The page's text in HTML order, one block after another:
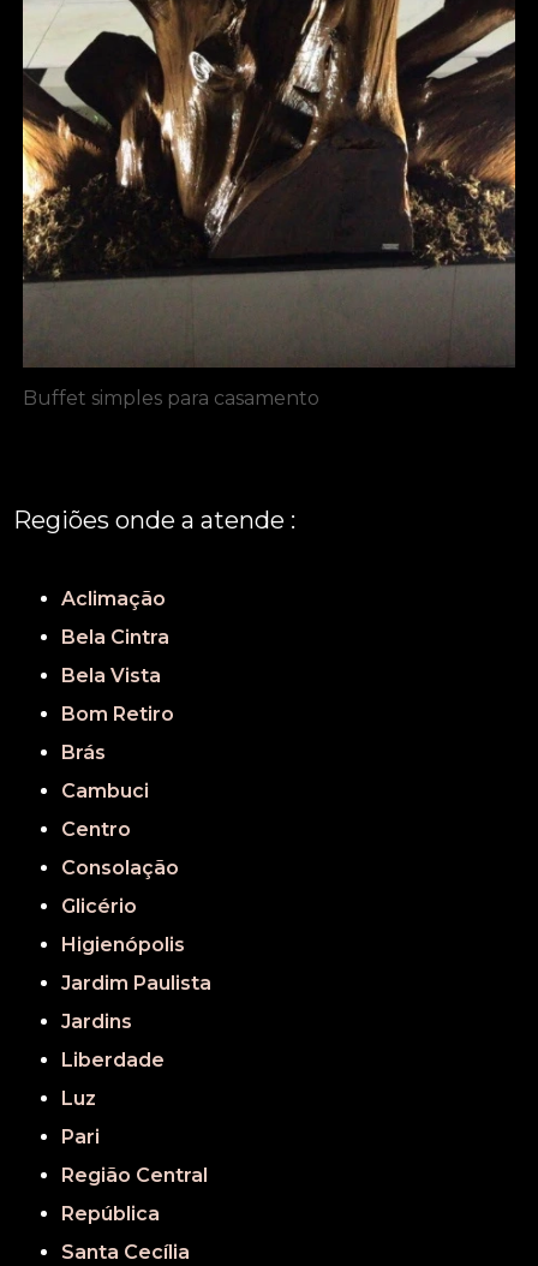
Buffet simples para casamento
Regiões onde a atende :
Aclimação
Bela Cintra
Bela Vista
Bom Retiro
Brás
Cambuci
Centro
Consolação
Glicério
Higienópolis
Jardim Paulista
Jardins
Liberdade
Luz
Pari
Região Central
República
Santa Cecília